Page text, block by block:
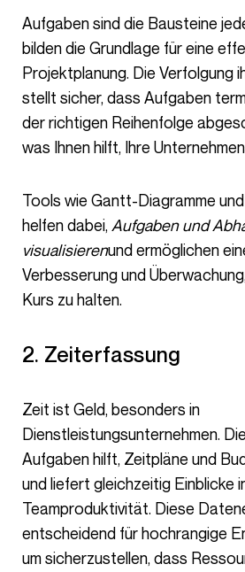
Aufgaben sind die Bausteine jedes Projekts und
bilden die Grundlage für eine
Projektplanung. Die Verfolgung
stellt sicher, dass Aufgaben
der richtigen Reihenfolge
was Ihnen hilft, Ihre
Tools wie Gantt-Diagramme und Kanban-Boards
helfen dabei, Aufgaben und
visualisierenund ermöglichen
Verbesserung und
Kurs zu halten.
2. Zeiterfassung
Zeit ist Geld, besonders in
Dienstleistungsunternehmen.
Aufgaben hilft, Zeitpläne und
und liefert gleichzeitig Einblicke
Teamproduktivität. Diese
entscheidend für hochrangige
um sicherzustellen, dass